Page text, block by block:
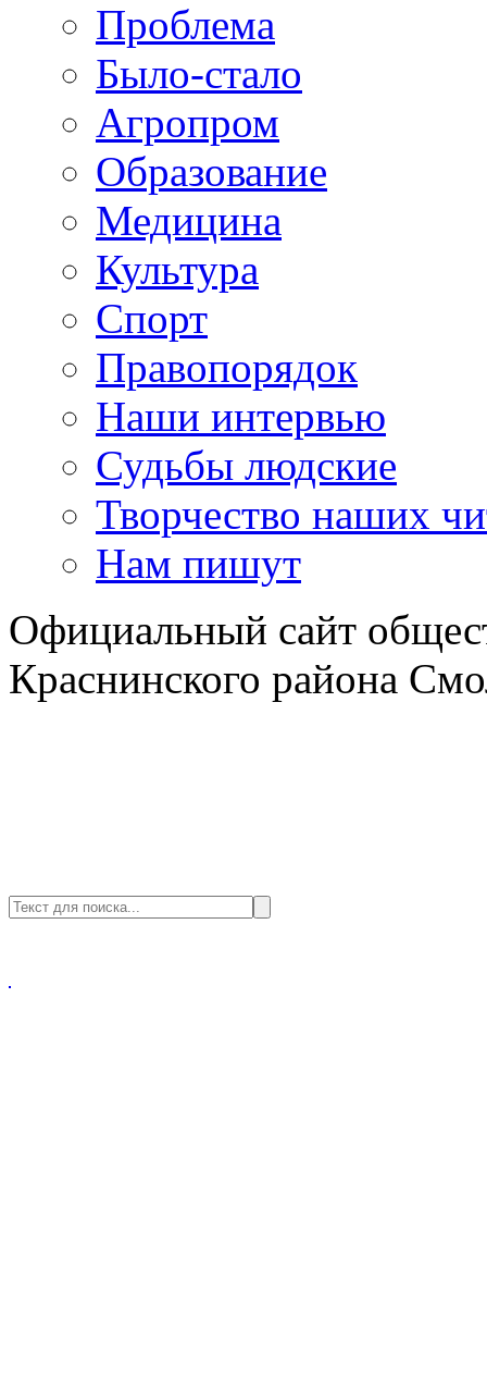
Проблема
Было-стало
Агропром
Образование
Медицина
Культура
Спорт
Правопорядок
Наши интервью
Судьбы людские
Творчество наших
Нам пишут
Официальный сайт
Краснинского района